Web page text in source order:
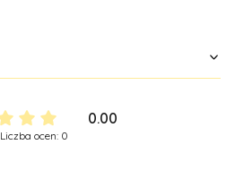
0.00
Liczba ocen: 0